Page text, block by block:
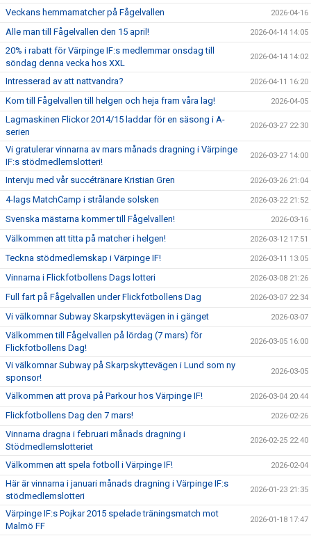
Veckans hemmamatcher på Fågelvallen 2026-04-16
Alle man till Fågelvallen den 15 april! 2026-04-14 14:05
20% i rabatt för Värpinge IF:s medlemmar onsdag till
söndag denna vecka hos XXL
2026-04-14 14:02
Intresserad av att nattvandra? 2026-04-11 16:20
Kom till Fågelvallen till helgen och heja fram våra lag! 2026-04-05
Lagmaskinen Flickor 2014/15 laddar för en säsong i A-
serien
2026-03-27 22:30
Vi gratulerar vinnarna av mars månads dragning i Värpinge
IF:s stödmedlemslotteri!
2026-03-27 14:00
Intervju med vår succétränare Kristian Gren 2026-03-26 21:04
4-lags MatchCamp i strålande solsken 2026-03-22 21:52
Svenska mästarna kommer till Fågelvallen! 2026-03-16
Välkommen att titta på matcher i helgen! 2026-03-12 17:51
Teckna stödmedlemskap i Värpinge IF! 2026-03-11 13:05
Vinnarna i Flickfotbollens Dags lotteri 2026-03-08 21:26
Full fart på Fågelvallen under Flickfotbollens Dag 2026-03-07 22:34
Vi välkomnar Subway Skarpskyttevägen in i gänget 2026-03-07
Välkommen till Fågelvallen på lördag (7 mars) för
Flickfotbollens Dag!
2026-03-05 16:00
Vi välkomnar Subway på Skarpskyttevägen i Lund som ny
sponsor!
2026-03-05
Välkommen att prova på Parkour hos Värpinge IF! 2026-03-04 20:44
Flickfotbollens Dag den 7 mars! 2026-02-26
Vinnarna dragna i februari månads dragning i
Stödmedlemslotteriet
2026-02-25 22:40
Välkommen att spela fotboll i Värpinge IF! 2026-02-04
Här är vinnarna i januari månads dragning i Värpinge IF:s
stödmedlemslotteri
2026-01-23 21:35
Värpinge IF:s Pojkar 2015 spelade träningsmatch mot
Malmö FF
2026-01-18 17:47